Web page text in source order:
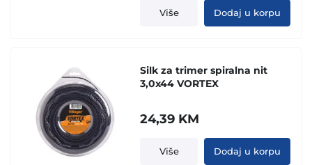
Više Dodaj u korpu
Silk za trimer spiralna nit
3,0x44 VORTEX
24,39 KM
Više Dodaj u korpu